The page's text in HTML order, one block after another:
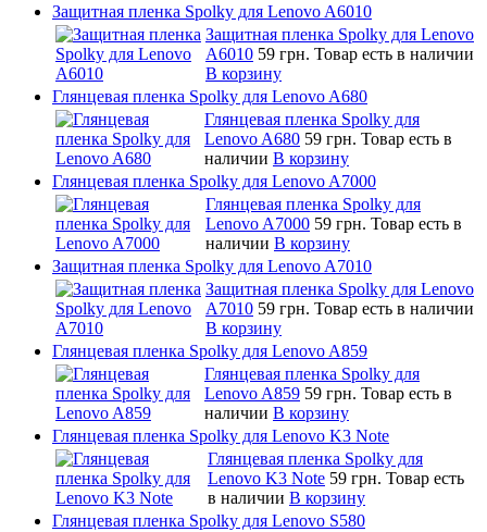
Защитная пленка Spolky для Lenovo A6010
Защитная пленка Spolky для Lenovo
A6010 59 грн. Товар есть в наличии
В корзину
Глянцевая пленка Spolky для Lenovo A680
Глянцевая пленка Spolky для
Lenovo A680 59 грн. Товар есть в
наличии В корзину
Глянцевая пленка Spolky для Lenovo A7000
Глянцевая пленка Spolky для
Lenovo A7000 59 грн. Товар есть в
наличии В корзину
Защитная пленка Spolky для Lenovo A7010
Защитная пленка Spolky для Lenovo
A7010 59 грн. Товар есть в наличии
В корзину
Глянцевая пленка Spolky для Lenovo A859
Глянцевая пленка Spolky для
Lenovo A859 59 грн. Товар есть в
наличии В корзину
Глянцевая пленка Spolky для Lenovo K3 Note
Глянцевая пленка Spolky для
Lenovo K3 Note 59 грн. Товар есть
в наличии В корзину
Глянцевая пленка Spolky для Lenovo S580